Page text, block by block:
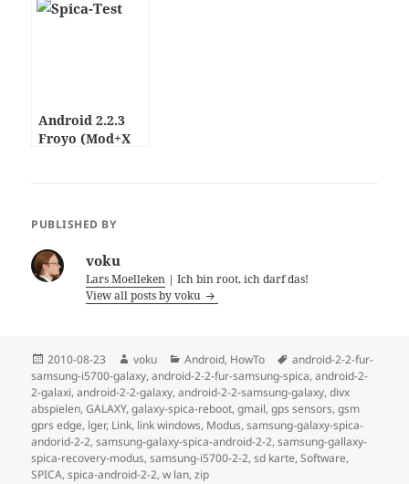
I5700
Android 2.2.3
Froyo (Mod+X
PUBLISHED BY
voku
Lars Moelleken | Ich bin root, ich darf das!
View all posts by voku
Posted
on
2010-08-23 Author
voku Categories
Android, HowTo Tags
android-2-2-fur-
samsung-i5700-galaxy,android-2-2-fur-samsung-spica,android-2-
2-galaxi,android-2-2-galaxy,android-2-2-samsung-galaxy,divx
abspielen,GALAXY,galaxy-spica-reboot,gmail,gps sensors,gsm
gprs edge, lger, Link, link windows, Modus,samsung-galaxy-spica-
andorid-2-2,samsung-galaxy-spica-android-2-2,samsung-gallaxy-
spica-recovery-modus,samsung-i5700-2-2,sd karte,Software,
SPICA,spica-android-2-2,w lan,zip